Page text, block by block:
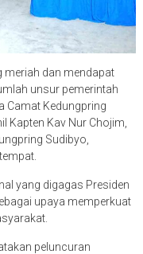
meriah dan mendapat
unsur pemerintah
Camat Kedungpring
Kapten Kav Nur Chojim,
Sudibyo,
yang digagas Presiden
upaya memperkuat
peluncuran